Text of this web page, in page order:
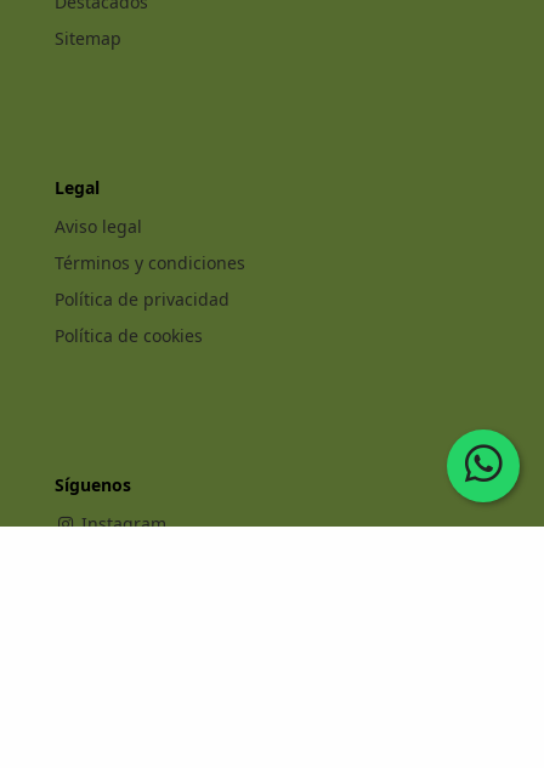
Sitemap
Legal
Aviso legal
Términos y condiciones
Política de privacidad
Política de cookies
Síguenos
Instagram